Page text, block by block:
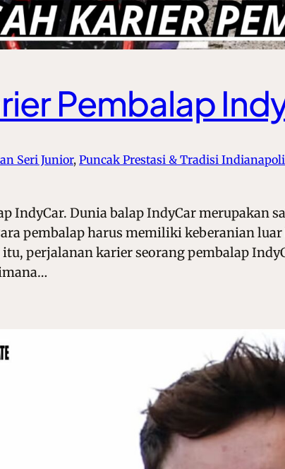
Pembalap
Seri Junior, Puncak Prestasi & Tradisi
IndyCar. Dunia balap IndyCar
pembalap harus memiliki keberanian
perjalanan karier seorang pembalap